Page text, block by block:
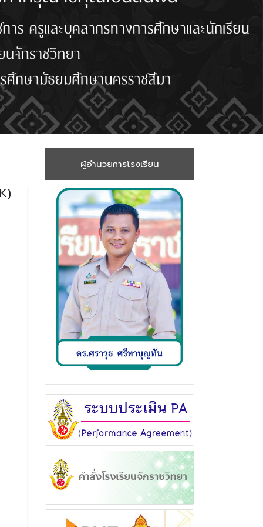
ผู้อำนวยการโรงเรียน